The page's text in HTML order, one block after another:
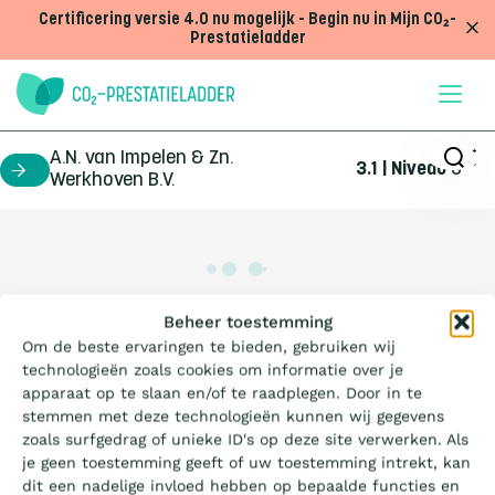
Beheer toestemming
Om de beste ervaringen te bieden, gebruiken wij
technologieën zoals cookies om informatie over je
apparaat op te slaan en/of te raadplegen. Door in te
stemmen met deze technologieën kunnen wij gegevens
zoals surfgedrag of unieke ID's op deze site verwerken. Als
je geen toestemming geeft of uw toestemming intrekt, kan
dit een nadelige invloed hebben op bepaalde functies en
Certificering versie 4.0 nu mogelijk - Begin nu in Mijn CO₂-
Prestatieladder
certificaathouder
A.N. van Impelen & Zn.
Werkhoven B.V.
3.1 | Niveau3
Wat is de Ladder?
Certificeren
Aanbesteden